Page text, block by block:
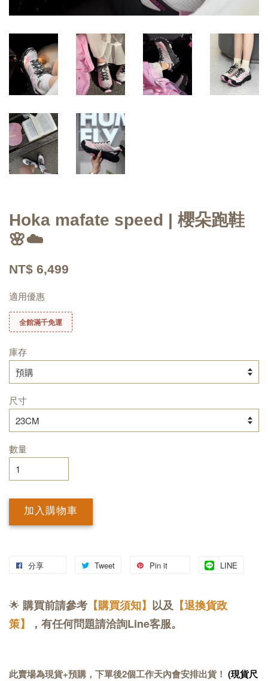
Hoka mafate speed | 櫻朵跑鞋
🌸☁️
NT$ 6,499
適用優惠
全館滿千免運
庫存
尺寸
數量
加入購物車
分享 Tweet Pin it LINE
🌟 購買前請參考 【購買須知】 以及 【退換貨政
策】
，有任何問題請洽詢Line客服。
此賣場為現貨+預購，下單後2個工作天內會安排出貨！ (現貨尺